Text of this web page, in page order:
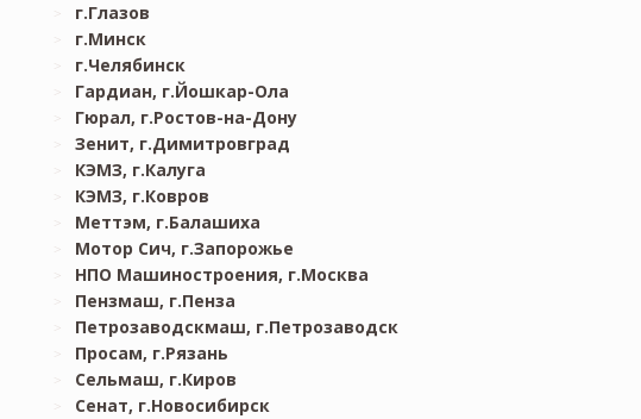
г.Глазов
г.Минск
г.Челябинск
Гардиан, г.Йошкар-Ола
Гюрал, г.Ростов-на-Дону
Зенит, г.Димитровград
КЭМЗ, г.Калуга
КЭМЗ, г.Ковров
Меттэм, г.Балашиха
Мотор Сич, г.Запорожье
НПО Машиностроения, г.Москва
Пензмаш, г.Пенза
Петрозаводскмаш, г.Петрозаводск
Просам, г.Рязань
Сельмаш, г.Киров
Сенат, г.Новосибирск